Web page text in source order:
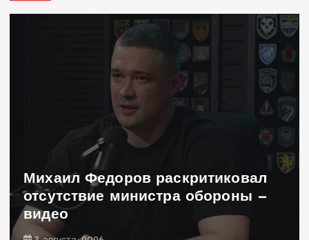
Михаил Федоров раскритиковал
отсутствие министра обороны —
видео